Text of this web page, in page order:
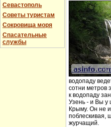
Севастополь
Советы туристам
Сокровища моря
Спасательные
службы
водопаду
сотни метров
к водопаду
Узень - и Вы у
Крыму. Он не
поблескивая,
журчащий.